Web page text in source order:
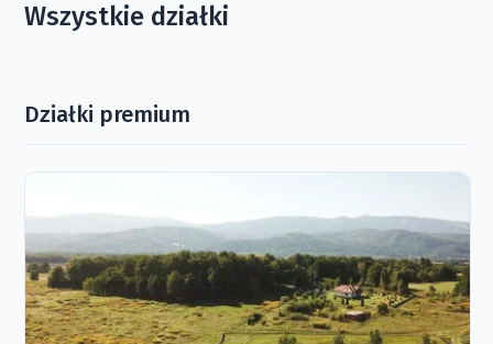
Wszystkie działki
Działki premium